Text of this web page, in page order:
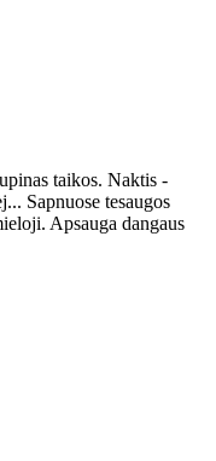
taikos. Naktis -
Sapnuose tesaugos
Apsauga dangaus